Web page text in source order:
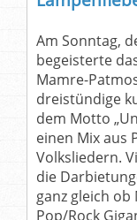
Am Sonntag,
begeisterte
Mamre-
dreistündige
dem Motto
einen Mix aus
Volksliedern.
die
ganz gleich
Pop/Rock